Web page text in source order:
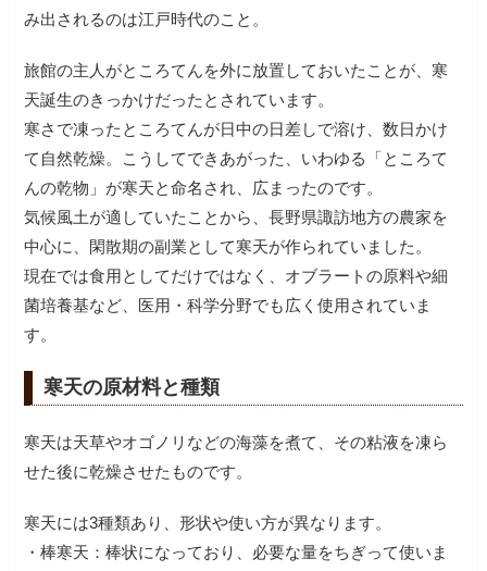
み出されるのは江戸時代のこと。
旅館の主人がところてんを外に放置しておいたことが、寒
天誕生のきっかけだったとされています。
寒さで凍ったところてんが日中の日差しで溶け、数日かけ
て自然乾燥。こうしてできあがった、いわゆる「ところて
んの乾物」が寒天と命名され、広まったのです。
気候風土が適していたことから、長野県諏訪地方の農家を
中心に、閑散期の副業として寒天が作られていました。
現在では食用としてだけではなく、オブラートの原料や細
菌培養基など、医用・科学分野でも広く使用されていま
す。
寒天の原材料と種類
寒天は天草やオゴノリなどの海藻を煮て、その粘液を凍ら
せた後に乾燥させたものです。
寒天には3種類あり、形状や使い方が異なります。
・棒寒天：棒状になっており、必要な量をちぎって使いま